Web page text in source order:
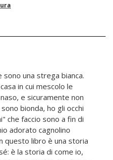
sono una strega bianca.
in cui mescolo le
e sicuramente non
bionda, ho gli occhi
che faccio sono a fin di
adorato cagnolino
questo libro è una storia
è la storia di come io,